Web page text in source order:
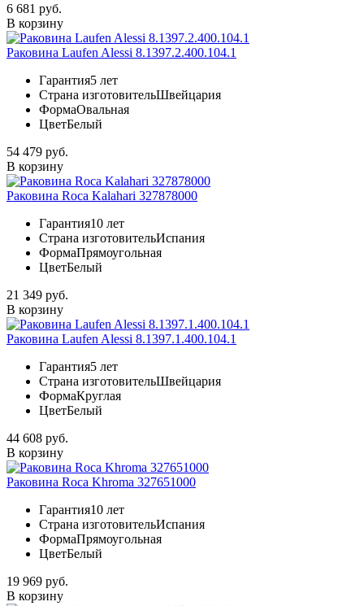
6 681 руб.
В корзину
Раковина Laufen Alessi 8.1397.2.400.104.1
Гарантия5 лет
Страна изготовительШвейцария
ФормаОвальная
ЦветБелый
54 479 руб.
В корзину
Раковина Roca Kalahari 327878000
Гарантия10 лет
Страна изготовительИспания
ФормаПрямоугольная
ЦветБелый
21 349 руб.
В корзину
Раковина Laufen Alessi 8.1397.1.400.104.1
Гарантия5 лет
Страна изготовительШвейцария
ФормаКруглая
ЦветБелый
44 608 руб.
В корзину
Раковина Roca Khroma 327651000
Гарантия10 лет
Страна изготовительИспания
ФормаПрямоугольная
ЦветБелый
19 969 руб.
В корзину